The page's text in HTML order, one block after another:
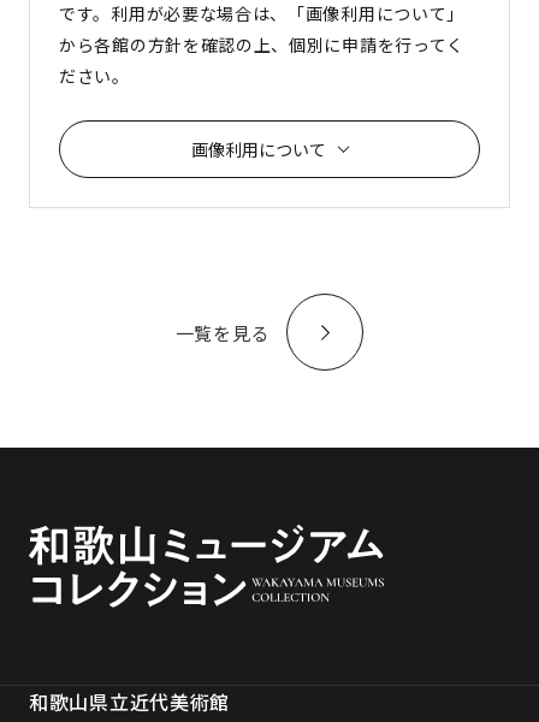
です。利用が必要な場合は、「画像利用について」
から各館の方針を確認の上、個別に申請を行ってく
ださい。
画像利用について
一覧を見る
和歌山県立近代美術館